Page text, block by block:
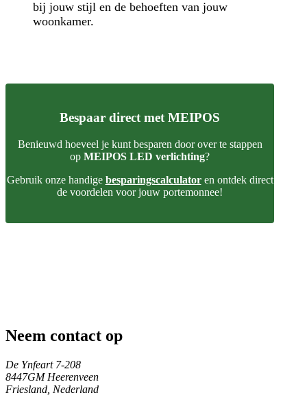
bij jouw stijl en de behoeften van jouw
woonkamer.
Bespaar direct met MEIPOS
Benieuwd hoeveel je kunt besparen door over te stappen
op MEIPOS LED verlichting?
Gebruik onze handige besparingscalculatoren ontdek direct
de voordelen voor jouw portemonnee!
Neem contact op
De Ynfeart 7-208
8447GM Heerenveen
Friesland, Nederland